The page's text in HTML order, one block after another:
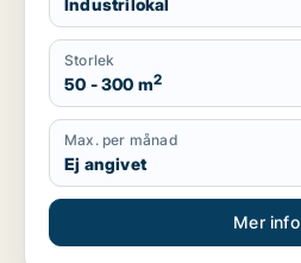
Industrilokal
Storlek
50 - 300 m2
Max. per månad
Ej angivet
Mer info